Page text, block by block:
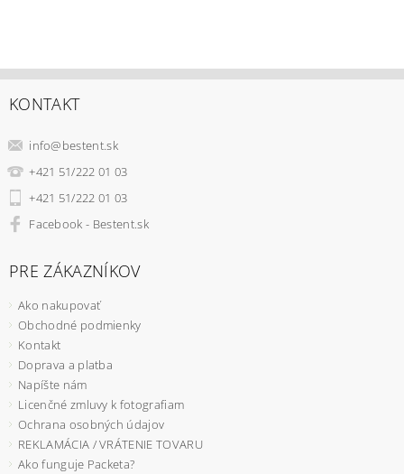
KONTAKT
info@bestent.sk
+421 51/222 01 03
+421 51/222 01 03
Facebook - Bestent.sk
PRE ZÁKAZNÍKOV
Ako nakupovať
Obchodné podmienky
Kontakt
Doprava a platba
Napíšte nám
Licenčné zmluvy k fotografiam
Ochrana osobných údajov
REKLAMÁCIA / VRÁTENIE TOVARU
Ako funguje Packeta?